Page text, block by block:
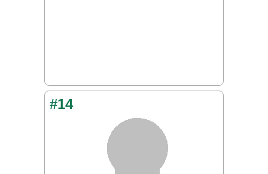
#14